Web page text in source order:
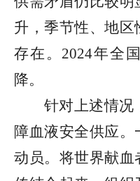
升，季节性、地
存在。2024年全
降。
针对上述情况
障血液安全供应
动员。将世界献血